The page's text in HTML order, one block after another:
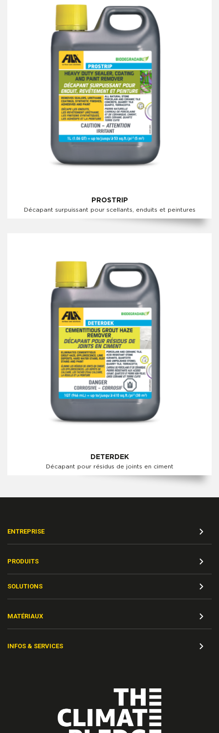
PROSTRIP
Décapant surpuissant pour scellants, enduits et peintures
DETERDEK
Décapant pour résidus de joints en ciment
ENTREPRISE
PRODUITS
SOLUTIONS
MATÉRIAUX
INFOS & SERVICES